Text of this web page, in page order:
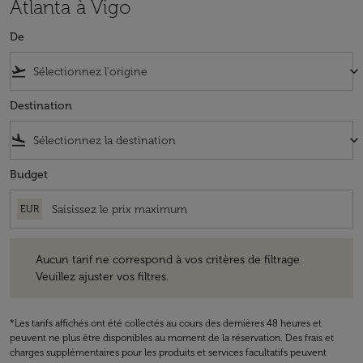
Atlanta à Vigo
De
flight_takeoff keyboard_arrow_down
Destination
flight_land keyboard_arrow_down
Budget
EUR
Aucun tarif ne correspond à vos critères de filtrage.
Veuillez ajuster vos filtres.
*Les tarifs affichés ont été collectés au cours des dernières 48 heures et
peuvent ne plus être disponibles au moment de la réservation. Des frais et
charges supplémentaires pour les produits et services facultatifs peuvent